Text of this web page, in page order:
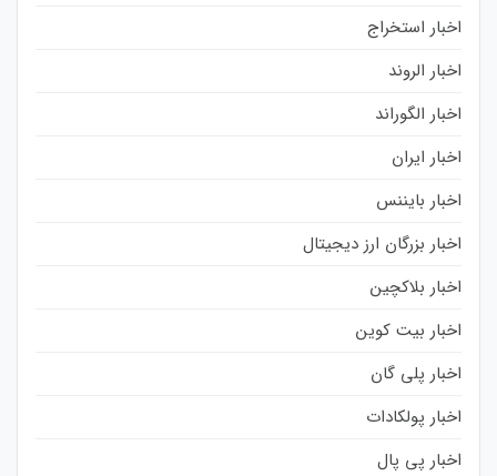
اخبار استخراج
اخبار الروند
اخبار الگوراند
اخبار ایران
اخبار بایننس
اخبار بزرگان ارز دیجیتال
اخبار بلاکچین
اخبار بیت کوین
اخبار پلی گان
اخبار پولکادات
اخبار پی پال